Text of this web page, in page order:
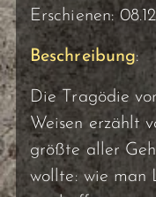
Erschienen:
Beschreibung:
Die Tragödie
Weisen erzählt
größte aller
wollte: wie man